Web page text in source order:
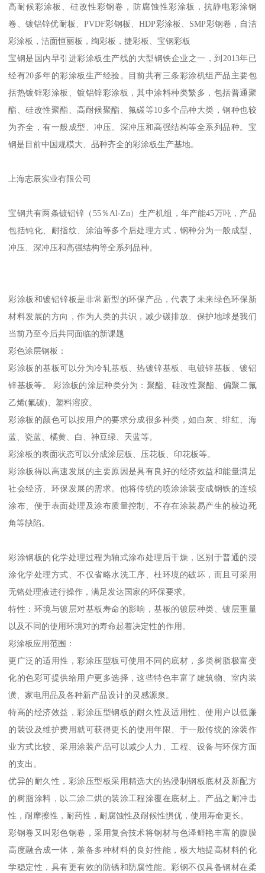
高耐候彩涂板、硅改性彩钢卷，防腐蚀性彩涂板，抗静电彩涂钢
卷、镀铝锌优耐板、PVDF彩钢板、HDP彩涂板、SMP彩钢卷，自洁
彩涂板，洁面恒丽板，绚彩板，捷彩板、宝钢彩板
宝钢是国内早引进彩涂板生产线的大型钢铁企业之一，到2013年已
经有20多年的彩涂板生产经验。目前共有三条彩涂机组产品主要包
括热镀锌彩涂板、镀铝锌彩涂板，其中涂料种类繁多，包括普通聚
酯、硅改性聚酯、高耐候聚酯、氟碳等10多个品种大类，钢种也较
为齐全，有一般成型、冲压、深冲压和高强结构等全系列品种。宝
钢是目前中国规模大、品种齐全的彩涂板生产基地。
上海志辰实业有限公司
宝钢共有两条镀铝锌（55％Al-Zn）生产机组，年产能45万吨，产品
包括钝化、耐指纹、涂油等多个后处理方式，钢种分为一般成型、
冲压、深冲压和高强结构等全系列品种。
彩涂板和镀铝锌板是非常新型的环保产品，代表了未来绿色环保新
材料发展的方向，作为人类的共识，减少碳排放、保护地球是我们
当前乃至今后共同面临的新课题
彩色涂层钢板：
彩涂板的基板可以分为冷轧基板、热镀锌基板、电镀锌基板、镀铝
锌基板等。 彩涂板的涂层种类分为：聚酯、硅改性聚酯、偏聚二氟
乙烯(氟碳)、塑料溶胶。
彩涂板的颜色可以按用户的要求分成很多种类，如白灰、绯红、海
蓝、瓷蓝、橘黄、白、神豆绿、天蓝等。
彩涂板的表面状态可以分成涂层板、压花板、印花板等。
彩涂板得以高速发展的主要原因是具有良好的经济效益和能量满足
社会经济、环保发展的需求。他将传统的喷涂涂装变成钢铁的连续
涂布、便于表面处理及涂布质量控制、不存在涂装易产生的棱边死
角等缺陷。
彩涂钢板的化学处理过程为轴式涂布处理后干燥，区别于普通的浸
涂化学处理方式、不仅省略水洗工序、杜环境的破坏，而且可采用
无铬处理液进行操作，满足发达国家的环保要求。
特性：环境与镀层对基板寿命的影响，基板的镀层种类、镀层重量
以及不同的使用环境对的寿命起着决定性的作用。
彩涂板应用范围：
更广泛的适用性，彩涂压型板可使用不同的底材，多类树脂极富变
化的色彩可提供给用户更多选择，这些特色丰富了建筑物、室内装
潢、家电用品及各种新产品设计的灵感源泉。
特高的经济效益，彩涂压型钢板的耐久性及适用性、使用户以低廉
的装设及维护费用就可获得更长的使用年限、于一般传统的涂装作
业方式比较、采用涂装产品可以减少人力、工程、设备与环保方面
的支出。
优异的耐久性，彩涂压型板采用精选大的热浸制钢板底材及新配方
的树脂涂料，以二涂二烘的装涂工程涂覆在底材上。产品之耐冲击
性，耐摩擦性，耐药性，耐腐蚀性及耐候性惧优，使用寿命更长。
彩钢卷又叫彩色钢卷，采用复合技术将钢材与色泽鲜艳丰富的腹膜
高度融合成一体，兼备多种材料的良好性能，极大地提高材料的化
学稳定性，具有更有效的防锈和防腐性能。彩钢不仅具备钢材在柔